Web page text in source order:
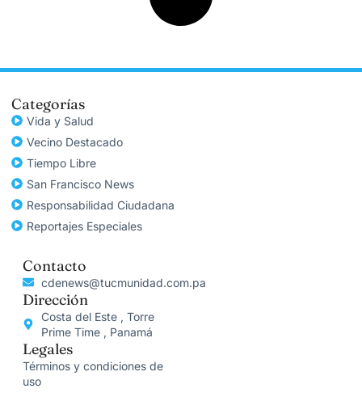
Categorías
Vida y Salud
Vecino Destacado
Tiempo Libre
San Francisco News
Responsabilidad Ciudadana
Reportajes Especiales
Contacto
cdenews@tucmunidad.com.pa
Dirección
Costa del Este , Torre
Prime Time , Panamá
Legales
Términos y condiciones de
uso